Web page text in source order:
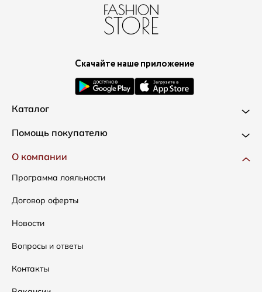
Скачайте наше приложение
Каталог
Новинки
Одежда
Сумки
Аксессуары
Распродажа
Подарочные сертификаты
Помощь покупателю
Доставка и оплата
Как оформить заказ
Условия возвратов
Таблица размеров
Уход за одеждой
О компании
Программа лояльности
Договор оферты
Новости
Вопросы и ответы
Контакты